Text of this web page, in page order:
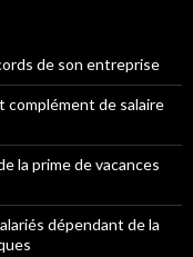
de son entreprise
complément de salaire
la prime de vacances
dépendant de la